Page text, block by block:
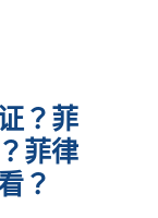
？菲
菲律
？